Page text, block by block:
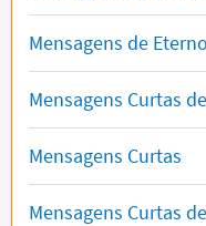
Mensagens de
Mensagens Curtas
Mensagens Curtas
Mensagens Curtas